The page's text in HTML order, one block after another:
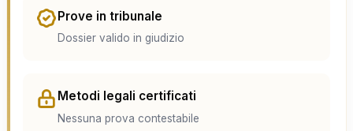
Prove in tribunale
Dossier valido in giudizio
Metodi legali certificati
Nessuna prova contestabile